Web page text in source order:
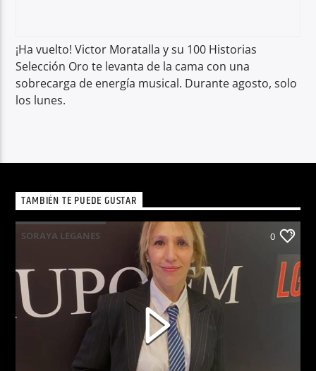
¡Ha vuelto! Victor Moratalla y su 100 Historias
Selección Oro te levanta de la cama con una
sobrecarga de energía musical. Durante agosto, solo
los lunes.
TAMBIÉN TE PUEDE GUSTAR
SORAYA LEGANES 0